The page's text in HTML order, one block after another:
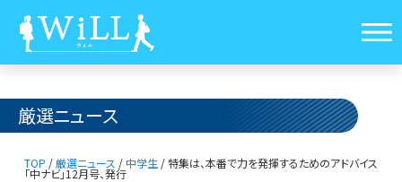
厳選ニュース
TOP /厳選ニュース / 中学生/特集は、本番で力を発揮するためのアドバイス
「中ナビ」12月号、発行